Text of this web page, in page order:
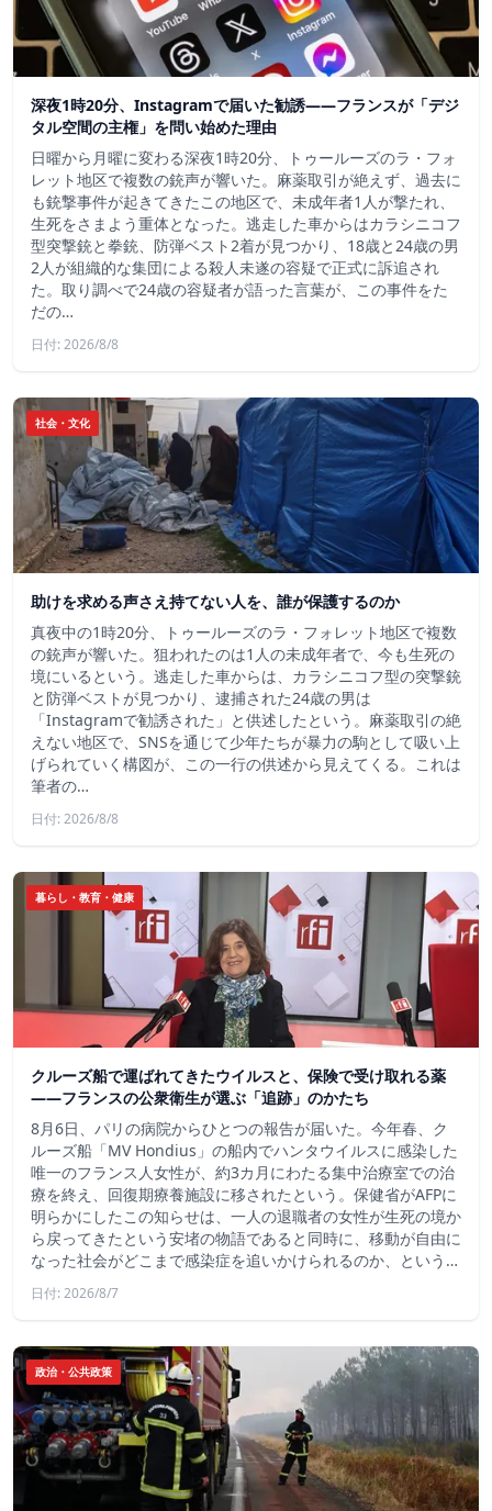
深夜1時20分、Instagramで届いた勧誘――フランスが「デジ
タル空間の主権」を問い始めた理由
日曜から月曜に変わる深夜1時20分、トゥールーズのラ・フォ
レット地区で複数の銃声が響いた。麻薬取引が絶えず、過去に
も銃撃事件が起きてきたこの地区で、未成年者1人が撃たれ、
生死をさまよう重体となった。逃走した車からはカラシニコフ
型突撃銃と拳銃、防弾ベスト2着が見つかり、18歳と24歳の男
2人が組織的な集団による殺人未遂の容疑で正式に訴追され
た。取り調べで24歳の容疑者が語った言葉が、この事件をた
だの…
日付: 2026/8/8
社会・文化
助けを求める声さえ持てない人を、誰が保護するのか
真夜中の1時20分、トゥールーズのラ・フォレット地区で複数
の銃声が響いた。狙われたのは1人の未成年者で、今も生死の
境にいるという。逃走した車からは、カラシニコフ型の突撃銃
と防弾ベストが見つかり、逮捕された24歳の男は
「Instagramで勧誘された」と供述したという。麻薬取引の絶
えない地区で、SNSを通じて少年たちが暴力の駒として吸い上
げられていく構図が、この一行の供述から見えてくる。これは
筆者の…
日付: 2026/8/8
暮らし・教育・健康
クルーズ船で運ばれてきたウイルスと、保険で受け取れる薬
――フランスの公衆衛生が選ぶ「追跡」のかたち
8月6日、パリの病院からひとつの報告が届いた。今年春、ク
ルーズ船「MV Hondius」の船内でハンタウイルスに感染した
唯一のフランス人女性が、約3カ月にわたる集中治療室での治
療を終え、回復期療養施設に移されたという。保健省がAFPに
明らかにしたこの知らせは、一人の退職者の女性が生死の境か
ら戻ってきたという安堵の物語であると同時に、移動が自由に
なった社会がどこまで感染症を追いかけられるのか、という…
日付: 2026/8/7
政治・公共政策